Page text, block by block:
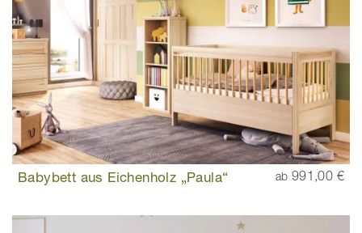
Babybett aus Eichenholz „Paula“ ab 991,00 €